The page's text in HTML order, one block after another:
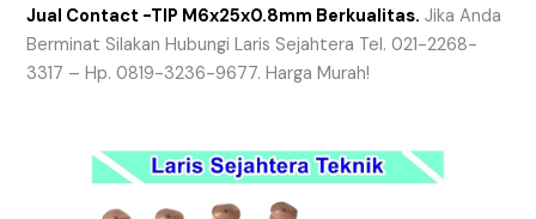
Jual Contact -TIP M6x25x0.8mm Berkualitas. Jika Anda
Berminat Silakan Hubungi Laris Sejahtera Tel. 021-2268-
3317 – Hp. 0819-3236-9677. Harga Murah!